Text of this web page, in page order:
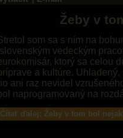
Žeby v
som sa s ním na
slovenským vedeckým
ktorý sa celou
a kultúre.
ho ani raz nevidel
bol naprogramovaný na
Čítať ďalej: Žeby v tom bol